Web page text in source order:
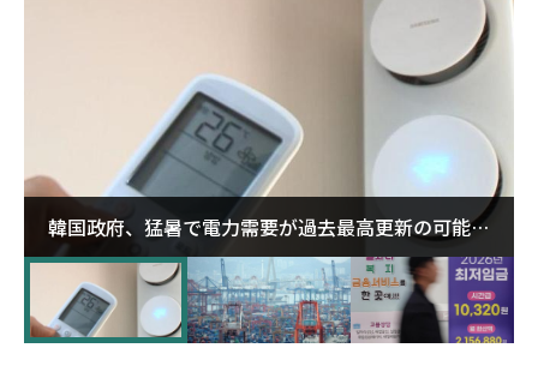
韓国政府、猛暑で電力需要が過去最高更新の可能性
に需給対応体制を点検